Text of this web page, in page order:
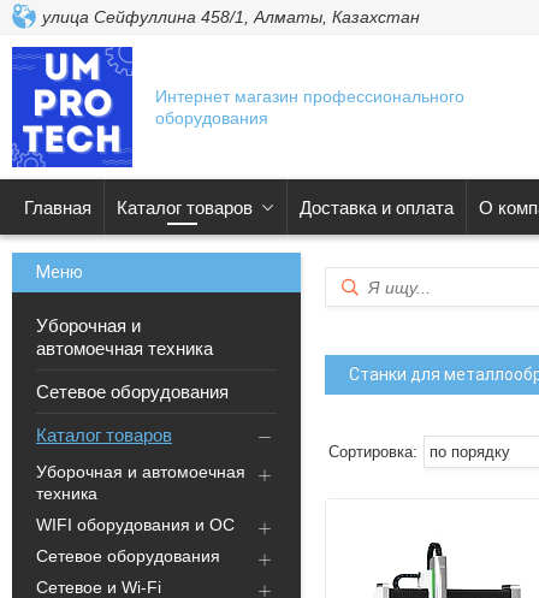
улица Сейфуллина 458/1, Алматы, Казахстан
Интернет магазин профессионального
оборудования
Главная Каталог товаров Доставка и оплата О
Уборочная и
автомоечная техника
Сетевое оборудования
Каталог товаров
Уборочная и автомоечная
техника
WIFI оборудования и ОС
Сетевое оборудования
Сетевое и Wi-Fi
Станки для